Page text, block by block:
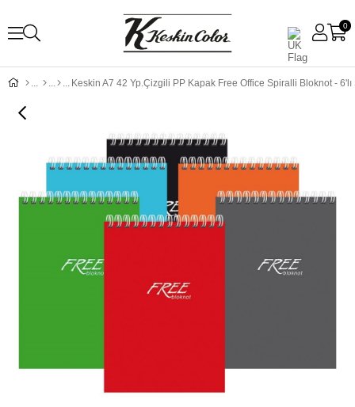
0
Keskin A7 42 Yp.Çizgili PP Kapak Free Office Spiralli Bloknot - 6'lı